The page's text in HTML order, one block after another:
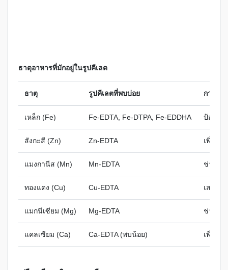
ธาตุอาหารที่มักอยู่ในรูปคีเลต
ธาตุ รูปคีเลตที่พบบ่อย การใช้
เหล็ก (Fe) Fe-EDTA, Fe-DTPA, Fe-EDDHA ป้องกัน
สังกะสี (Zn) Zn-EDTA เพิ่มกา
แมงกานีส (Mn) Mn-EDTA ช่วยสร้
ทองแดง (Cu) Cu-EDTA เสริมภู
แมกนีเซียม (Mg) Mg-EDTA ช่วยสัง
แคลเซียม (Ca) Ca-EDTA (พบน้อย) เพิ่มคว